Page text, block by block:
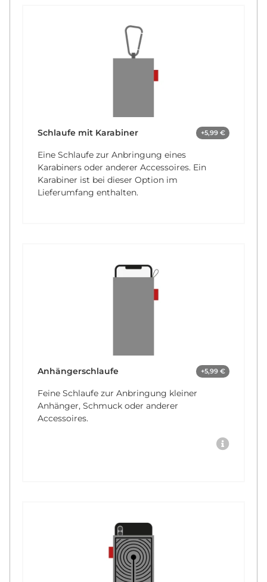
Schlaufe mit Karabiner +5,99 €
Eine Schlaufe zur Anbringung eines
Karabiners oder anderer Accessoires. Ein
Karabiner ist bei dieser Option im
Lieferumfang enthalten.
Anhängerschlaufe +5,99 €
Feine Schlaufe zur Anbringung kleiner
Anhänger, Schmuck oder anderer
Accessoires.